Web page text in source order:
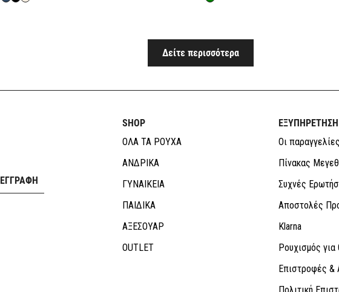
Δείτε περισσότερα
ΕΓΓΡΑΦΗ
SHOP
ΟΛΑ ΤΑ ΡΟΥΧΑ
ΑΝΔΡΙΚΑ
ΓΥΝΑΙΚΕΙΑ
ΠΑΙΔΙΚΑ
ΑΞΕΣΟΥΑΡ
OUTLET
Οι
Πίνακας
Συχνές
Αποστολές
Klarna
Ρουχισμός για
Επιστροφές &
Πολιτική